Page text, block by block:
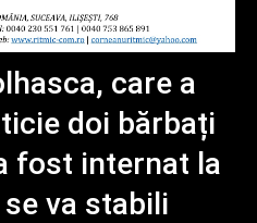
care a
doi bărbați
fost internat la
va stabili